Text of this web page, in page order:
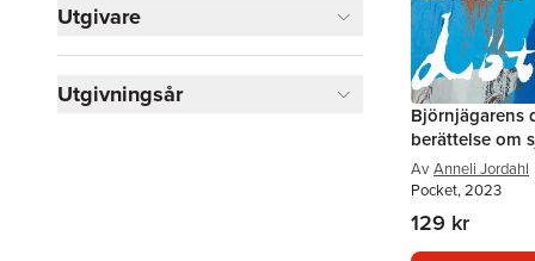
Utgivare
Utgivningsår
Björnjägarens
berättelse om
Av Anneli Jordahl
Pocket, 2023
129 kr